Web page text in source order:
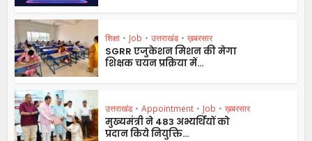
शिक्षा • Job • उत्तराखंड • ख़बरसार
SGRR एजुकेशन मिशन की मेगा
शिक्षक चयन प्रक्रिया में...
उत्तराखंड • Appointment • Job • ख़बरसार
मुख्यमंत्री ने 483 अभ्यर्थियों को
प्रदान किये नियुक्ति...